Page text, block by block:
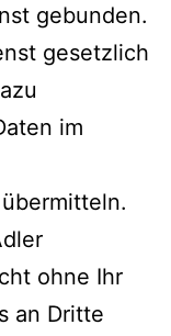
gebunden.
gesetzlich
im
ohne Ihr
an Dritte